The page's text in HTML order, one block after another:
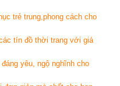
trẻ trung,phong cách cho
tín đồ thời trang với giá
yêu, ngộ nghĩnh cho